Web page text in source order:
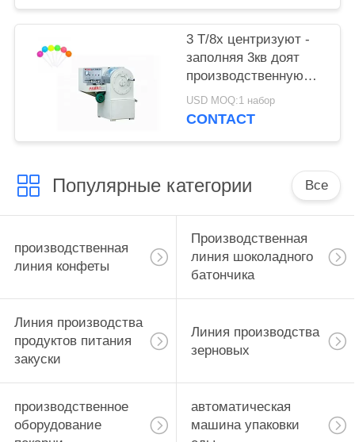
3 Т/8х центризуют -
заполняя 3кв доят
производственную
линию конфеты
USD MOQ:1 набор
CONTACT
Популярные категории Все
производственная
линия конфеты
Производственная
линия шоколадного
батончика
Линия производства
продуктов питания
закуски
Линия производства
зерновых
производственное
оборудование
автоматическая
машина упаковки